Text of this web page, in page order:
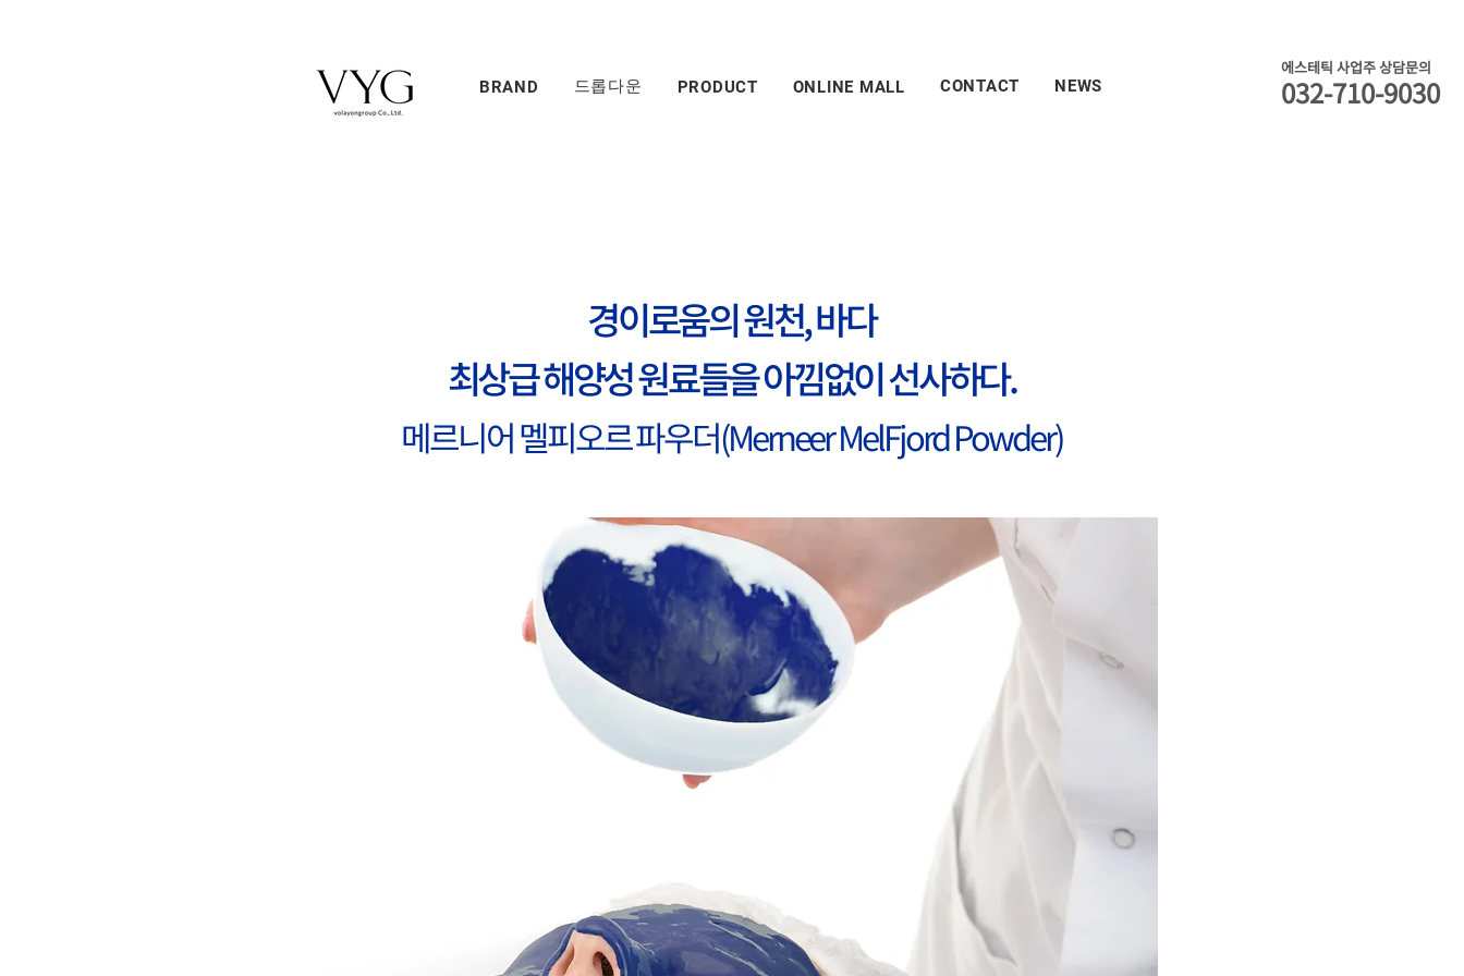
BRAND 드롭다운 PRODUCT ONLINE MALL CONTACT NEWS
에스테틱 사업주 상담문의
032-710-9030
경이로움의 원천, 바다
최상급 해양성 원료들을 아낌없이 선사하다.
메르니어 멜피오르 파우더(Merneer MelFjord Powder)